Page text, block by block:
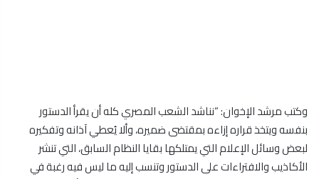
وكتب مرشد الإخوان: “نناشد الشعب المصري كله أن يقرأ الدستور
بنفسه ويتخذ قراره إزاءه بمقتضى ضميره، وألا يُعطي آذانه وتفكيره
لبعض وسائل الإعلام التي يمتلكها بقايا النظام السابق، التي تنشر
الأكاذيب والافتراءات على الدستور وتنسب إليه ما ليس فيه رغبة في